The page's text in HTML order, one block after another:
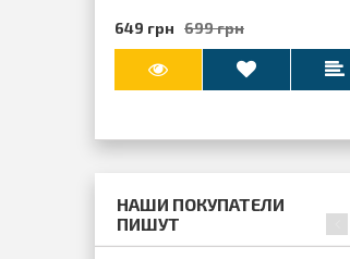
649 грн 699 грн
НАШИ ПОКУПАТЕЛИ
ПИШУТ